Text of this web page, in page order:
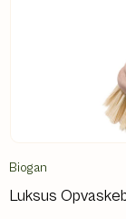
Biogan
Luksus